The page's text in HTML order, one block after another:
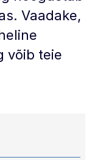
Vaadake,
võib teie